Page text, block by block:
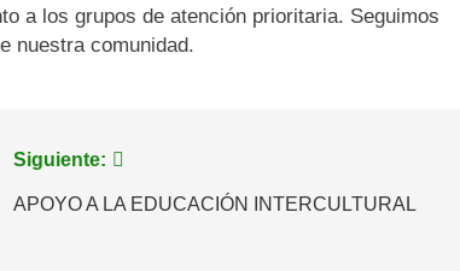
a los grupos de atención prioritaria. Seguimos
nuestra comunidad.
Siguiente:
APOYO A LA EDUCACIÓN INTERCULTURAL